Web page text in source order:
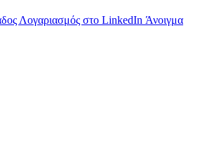
Λογαριασμός στο LinkedIn Άνοιγμα